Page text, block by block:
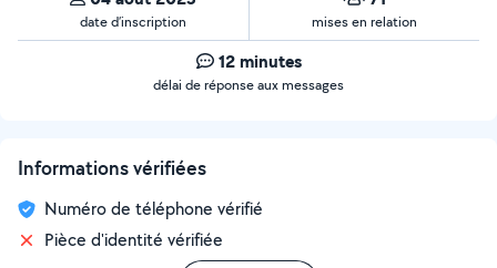
date d’inscription mises en relation
12 minutes
délai de réponse aux messages
Informations vérifiées
Numéro de téléphone vérifié
Pièce d'identité vérifiée